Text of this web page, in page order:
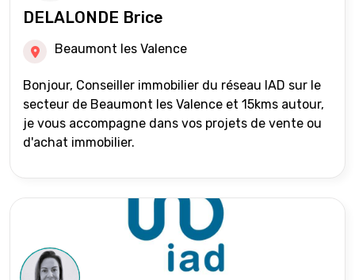
DELALONDE Brice
Beaumont les Valence
Bonjour, Conseiller immobilier du réseau IAD sur le
secteur de Beaumont les Valence et 15kms autour,
je vous accompagne dans vos projets de vente ou
d'achat immobilier.